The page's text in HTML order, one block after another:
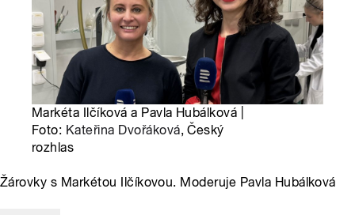
Markéta Ilčíková a Pavla Hubálková |
Foto: Kateřina Dvořáková, Český
rozhlas
Žárovky s Markétou Ilčíkovou. Moderuje Pavla Hubálková